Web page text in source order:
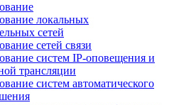
локальных
сетей
сетей связи
систем IP-оповещения и
трансляции
систем автоматического